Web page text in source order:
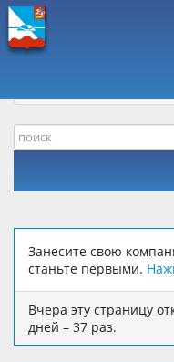
Занесите свою
станьте первыми.
Вчера эту страницу
дней – 37 раз.